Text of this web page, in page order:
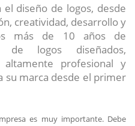
el diseño de logos, desde
creatividad, desarrollo y
más de 10 años de
de logos diseñados,
profesional y
su marca desde el primer
es muy importante. Debe